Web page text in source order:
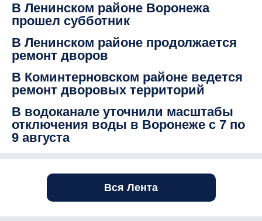
В Ленинском районе Воронежа
прошел субботник
В Ленинском районе продолжается
ремонт дворов
В Коминтерновском районе ведется
ремонт дворовых территорий
В водоканале уточнили масштабы
отключения воды в Воронеже с 7 по
9 августа
Вся Лента